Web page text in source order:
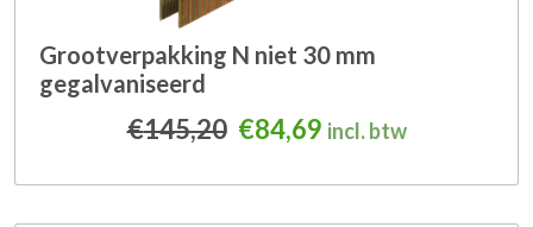
Grootverpakking N niet 30 mm
gegalvaniseerd
€145,20 Oorspronkelijke prijs
€84,69Huidige prijs is:
incl. btw